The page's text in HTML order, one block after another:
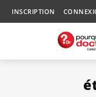
INSCRIPTION